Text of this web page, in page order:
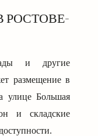
РОСТОВЕ-
и другие
размещение в
Большая
и складские